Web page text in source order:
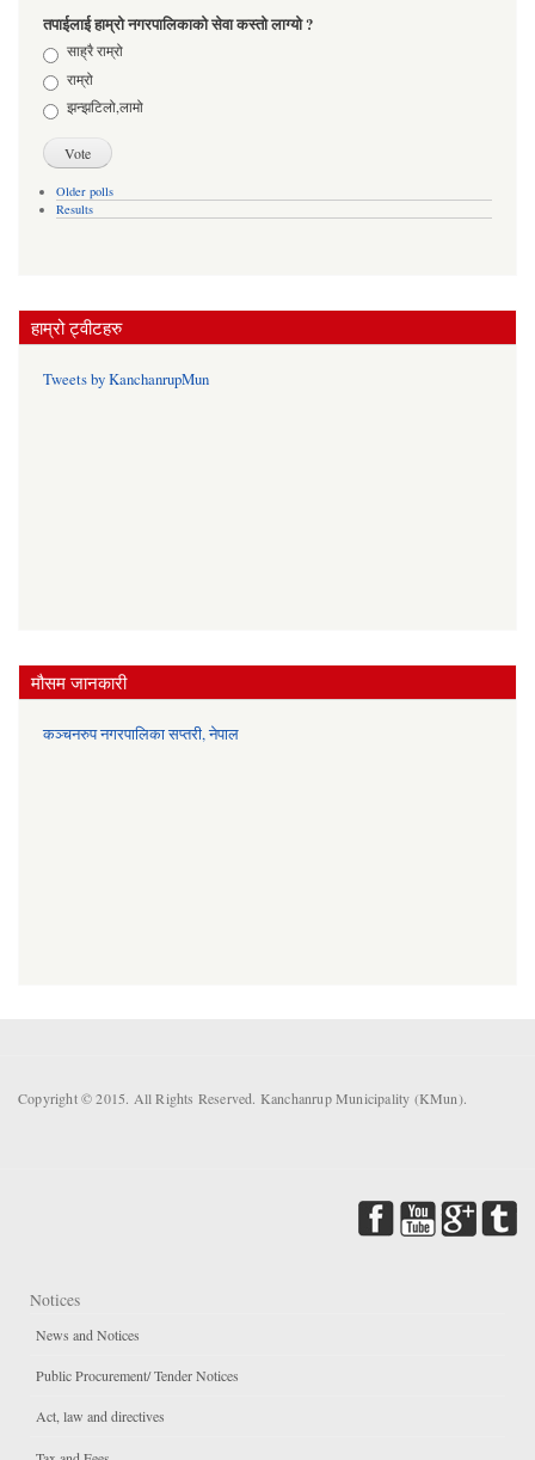
तपाईलाई हाम्रो नगरपालिकाको सेवा कस्तो लाग्यो ?
Choicesसाह्रै राम्रो
राम्रो
झन्झटिलो,लामो
Older polls
Results
हाम्रो ट्वीटहरु
Tweets by KanchanrupMun
मौसम जानकारी
कञ्चनरुप नगरपालिका सप्तरी, नेपाल
Copyright © 2015. All Rights Reserved. Kanchanrup Municipality (KMun).
Notices
News and Notices
Public Procurement/ Tender Notices
Act, law and directives